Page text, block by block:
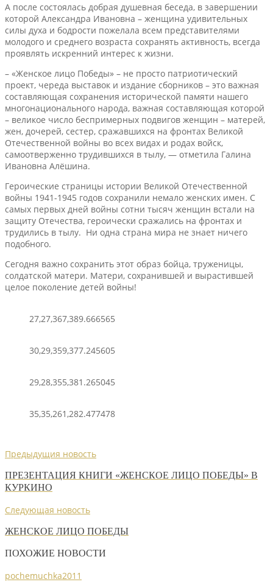
А после состоялась добрая душевная беседа, в завершении
которой Александра Ивановна – женщина удивительных
силы духа и бодрости пожелала всем представителями
молодого и среднего возраста сохранять активность, всегда
проявлять искренний интерес к жизни.
– «Женское лицо Победы» – не просто патриотический
проект, череда выставок и издание сборников – это важная
составляющая сохранения исторической памяти нашего
многонационального народа, важная составляющая которой
– великое число беспримерных подвигов женщин – матерей,
жен, дочерей, сестер, сражавшихся на фронтах Великой
Отечественной войны во всех видах и родах войск,
самоотверженно трудившихся в тылу, — отметила Галина
Ивановна Алёшина.
Героические страницы истории Великой Отечественной
войны 1941-1945 годов сохранили немало женских имен. С
самых первых дней войны сотни тысяч женщин встали на
защиту Отечества, героически сражались на фронтах и
трудились в тылу. Ни одна страна мира не знает ничего
подобного.
Сегодня важно сохранить этот образ бойца, труженицы,
солдатской матери. Матери, сохранившей и вырастившей
целое поколение детей войны!
27,27,367,389.666565
30,29,359,377.245605
29,28,355,381.265045
35,35,261,282.477478
Предыдущия новость
ПРЕЗЕНТАЦИЯ КНИГИ «ЖЕНСКОЕ ЛИЦО ПОБЕДЫ» В
КУРКИНО
Следующая новость
ЖЕНСКОЕ ЛИЦО ПОБЕДЫ
ПОХОЖИЕ НОВОСТИ
pochemuchka2011